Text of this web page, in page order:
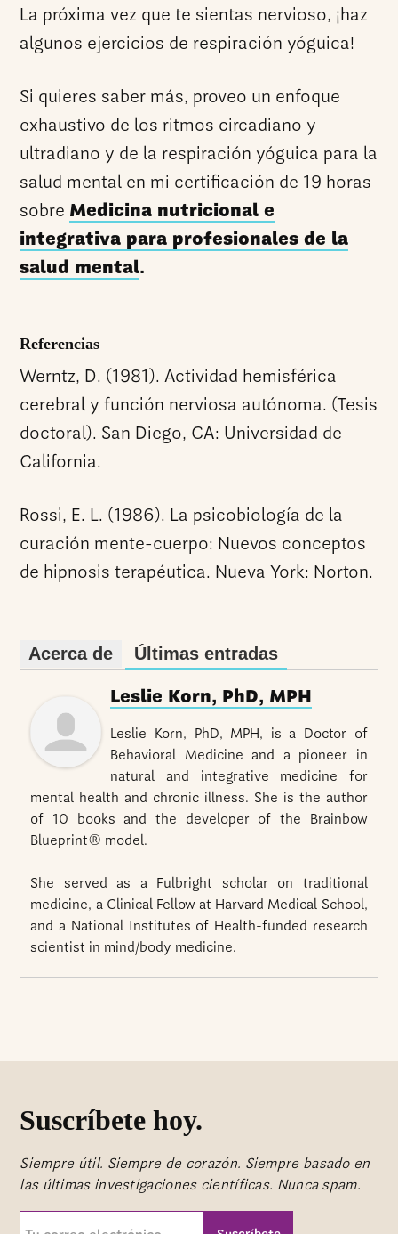
La próxima vez que te sientas nervioso, ¡haz
algunos ejercicios de respiración yóguica!
Si quieres saber más, proveo un enfoque
exhaustivo de los ritmos circadiano y
ultradiano y de la respiración yóguica para la
salud mental en mi certificación de 19 horas
sobre Medicina nutricional e
integrativa para profesionales de la
salud mental.
Referencias
Werntz, D. (1981). Actividad hemisférica
cerebral y función nerviosa autónoma. (Tesis
doctoral). San Diego, CA: Universidad de
California.
Rossi, E. L. (1986). La psicobiología de la
curación mente-cuerpo: Nuevos conceptos
de hipnosis terapéutica. Nueva York: Norton.
Acerca de Últimas entradas
Leslie Korn, PhD, MPH
Leslie Korn, PhD, MPH, is a Doctor of
Behavioral Medicine and a pioneer in
natural and integrative medicine for
mental health and chronic illness. She is the author
of 10 books and the developer of the Brainbow
Blueprint® model.
She served as a Fulbright scholar on traditional
medicine, a Clinical Fellow at Harvard Medical School,
and a National Institutes of Health-funded research
scientist in mind/body medicine.
Suscríbete hoy.
Siempre útil. Siempre de corazón. Siempre basado en
las últimas investigaciones científicas. Nunca spam.